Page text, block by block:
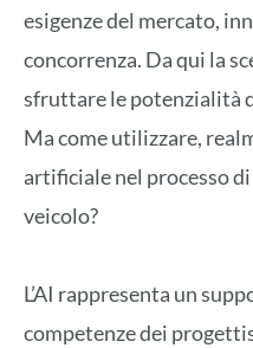
esigenze del mercato,
concorrenza. Da qui la
sfruttare le potenzialità
Ma come utilizzare,
artificiale nel processo
veicolo?
L’AI rappresenta un
competenze dei